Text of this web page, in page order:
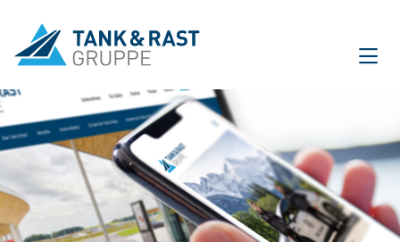
International
Unternehmen
Für Gäste